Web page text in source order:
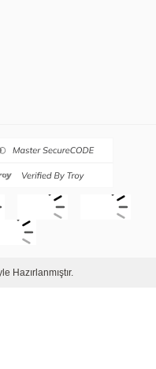
Hazırlanmıştır.